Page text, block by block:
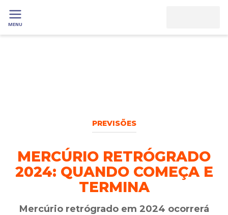
MENU
PREVISÕES
MERCÚRIO RETRÓGRADO
2024: QUANDO COMEÇA E
TERMINA
Mercúrio retrógrado em 2024 ocorrerá